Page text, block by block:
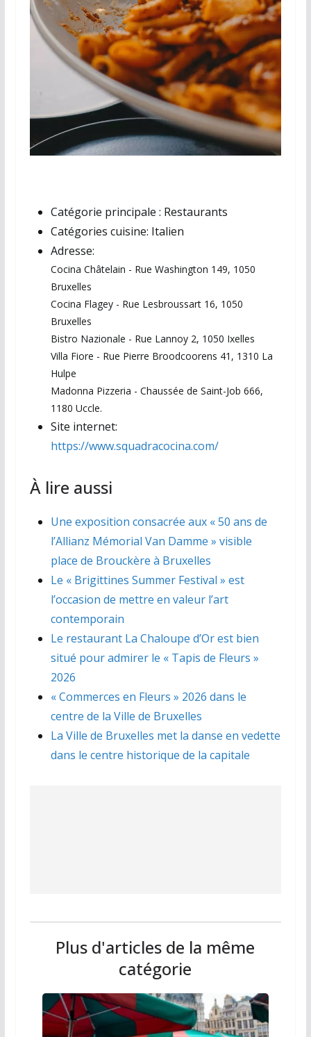
Catégorie principale : Restaurants
Catégories cuisine: Italien
Adresse:
Cocina Châtelain - Rue Washington 149, 1050
Bruxelles
Cocina Flagey - Rue Lesbroussart 16, 1050
Bruxelles
Bistro Nazionale - Rue Lannoy 2, 1050 Ixelles
Villa Fiore - Rue Pierre Broodcoorens 41, 1310 La
Hulpe
Madonna Pizzeria - Chaussée de Saint-Job 666,
1180 Uccle.
Site internet:
https://www.squadracocina.com/
À lire aussi
Une exposition consacrée aux « 50 ans de
l’Allianz Mémorial Van Damme » visible
place de Brouckère à Bruxelles
Le « Brigittines Summer Festival » est
l’occasion de mettre en valeur l’art
contemporain
Le restaurant La Chaloupe d’Or est bien
situé pour admirer le « Tapis de Fleurs »
2026
« Commerces en Fleurs » 2026 dans le
centre de la Ville de Bruxelles
La Ville de Bruxelles met la danse en vedette
dans le centre historique de la capitale
Plus d'articles de la même
catégorie